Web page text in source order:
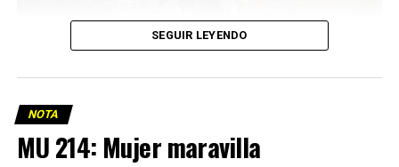
SEGUIR LEYENDO
NOTA
MU 214: Mujer maravilla